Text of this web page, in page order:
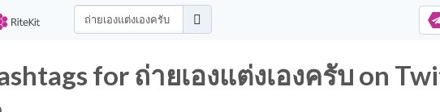
for ถ่ายเองแต่งเองครับ on